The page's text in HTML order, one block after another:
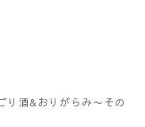
り酒&おりがらみ〜その